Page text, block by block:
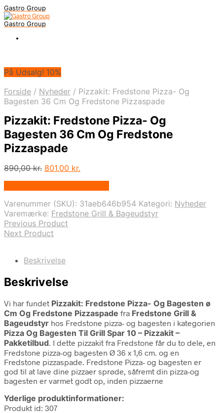
Gastro Group
Gastro Group
På Udsalg! 10%
Forside / Nyheder / Pizzakit: Fredstone Pizza- Og
Bagesten 36 Cm Og Fredstone Pizzaspade
Pizzakit: Fredstone Pizza- Og
Bagesten 36 Cm Og Fredstone
Pizzaspade
890,00kr. Den
890,00 kr..
801,00 kr.
801,00 kr..
Varenummer (SKU): 31aeb646b954 Kategori: Nyheder
Varemærke: Fredstone Grill & Bageudstyr
Previous Product
Next Product
Beskrivelse
Beskrivelse
Vi har fundet Pizzakit: Fredstone Pizza- Og Bagesten ø
Cm Og Fredstone Pizzaspade fra Fredstone Grill &
Bageudstyr hos Fredstone pizza- og bagesten i kategorien
Pizza Og Bagesten Til Grill Spar 10 – Pizzakit –
Pakketilbud. I dette pizzakit fra Fredstone får du to dele, en
Fredstone pizza-og bagesten Ø 36 x 1,6 cm. og en
Fredstone pizzaspade. Fredstone Pizza- og bagesten er
god til at lave dine pizzaer sprøde, såfremt din pizza-og
bagesten er varmet godt op, inden pizzaerne
Yderlige produktinformationer:
Produkt id: 307